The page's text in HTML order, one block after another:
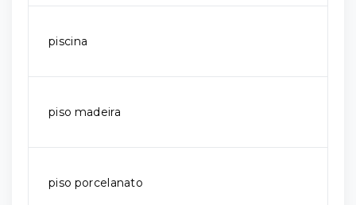
piscina
piso madeira
piso porcelanato